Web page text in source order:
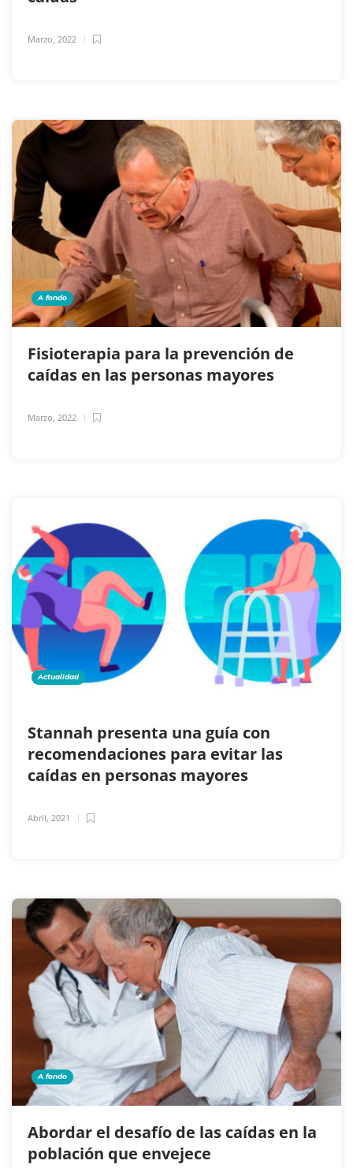
Marzo, 2022
A fondo
Fisioterapia para la prevención de
caídas en las personas mayores
Marzo, 2022
Actualidad
Stannah presenta una guía con
recomendaciones para evitar las
caídas en personas mayores
Abril, 2021
A fondo
Abordar el desafío de las caídas en la
población que envejece